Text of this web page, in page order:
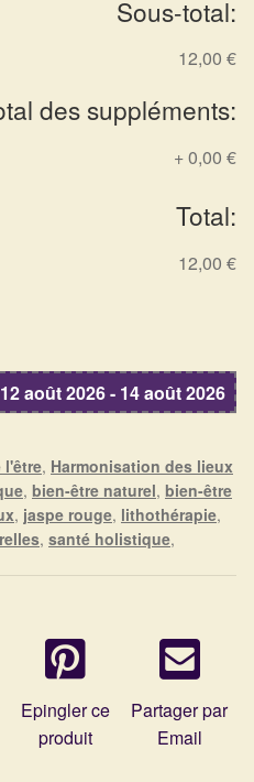
les Mystères de l’Invisible
votre bouclier
Sous-total:
12,00 €
des suppléments:
+0,00 €
Total:
12,00 €
août 2026 - 14 août 2026
l'être, Harmonisation des lieux
, bien-être naturel, bien-être
, jaspe rouge, lithothérapie,
, santé holistique,
Epingler ce
produit
Partager par
Email